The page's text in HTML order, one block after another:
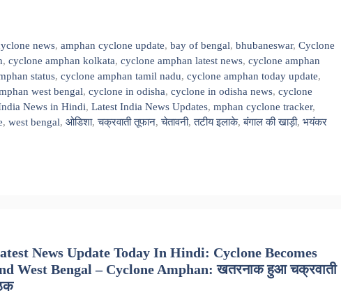
news,amphan cyclone update,bay of bengal,bhubaneswar,Cyclone
, cyclone amphan kolkata, cyclone amphan latest news, cyclone amphan
status, cyclone amphan tamil nadu, cyclone amphan today update,
west bengal, cyclone in odisha, cyclone in odisha news, cyclone
News in Hindi, Latest India News Updates, mphan cyclone tracker,
, west bengal, ओडिशा,चक्रवाती तूफान,चेतावनी,तटीय इलाके,बंगाल की खाड़ी, भयंकर
News Update Today In Hindi: Cyclone Becomes
West Bengal – Cyclone Amphan: खतरनाक हुआ चक्रवाती